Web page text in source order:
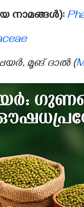
നാമങ്ങൾ):
മൂങ് ദാൽ (